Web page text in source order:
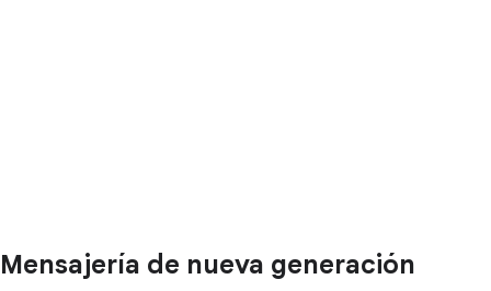
Mensajería de nueva generación